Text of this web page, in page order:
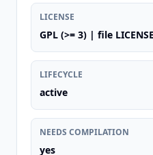
LICENSE
GPL (>= 3) | file LICENSE
LIFECYCLE
active
NEEDS COMPILATION
yes